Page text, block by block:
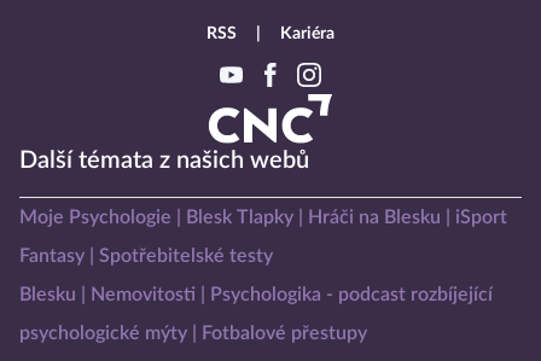
Další témata z našich webů
Moje Psychologie Blesk Tlapky Hráči na Blesku
iSport
Fantasy
Spotřebitelské testy
Blesku
Nemovitosti
Psychologika - podcast rozbíjející
psychologické mýty
Fotbalové přestupy
RSS Kariéra